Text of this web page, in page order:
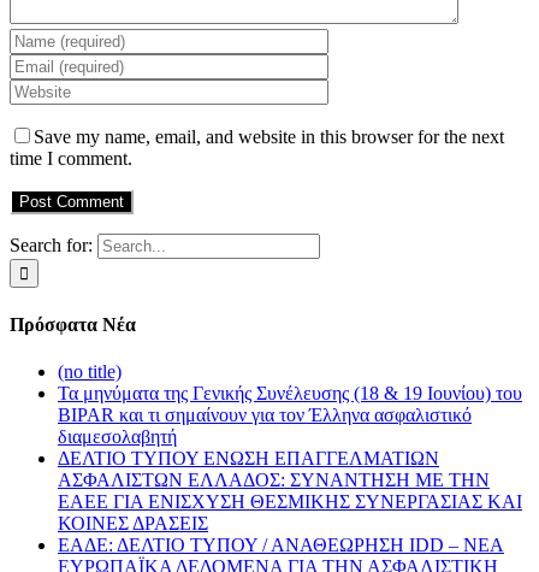
Save my name, email, and website in this browser for the next
time I comment.
Search for:
Πρόσφατα Νέα
(no title)
Τα μηνύματα της Γενικής Συνέλευσης (18 & 19 Ιουνίου) του
BIPAR και τι σημαίνουν για τον Έλληνα ασφαλιστικό
διαμεσολαβητή
ΔΕΛΤΙΟ ΤΥΠΟΥ ΕΝΩΣΗ ΕΠΑΓΓΕΛΜΑΤΙΩΝ
ΑΣΦΑΛΙΣΤΩΝ ΕΛΛΑΔΟΣ: ΣΥΝΑΝΤΗΣΗ ΜΕ ΤΗΝ
ΕΑΕΕ ΓΙΑ ΕΝΙΣΧΥΣΗ ΘΕΣΜΙΚΗΣ ΣΥΝΕΡΓΑΣΙΑΣ ΚΑΙ
ΚΟΙΝΕΣ ΔΡΑΣΕΙΣ
EΑΔΕ: ΔΕΛΤΙΟ ΤΥΠΟΥ / ΑΝΑΘΕΩΡΗΣΗ IDD – ΝΕΑ
ΕΥΡΩΠΑΪΚΑ ΔΕΔΟΜΕΝΑ ΓΙΑ ΤΗΝ ΑΣΦΑΛΙΣΤΙΚΗ